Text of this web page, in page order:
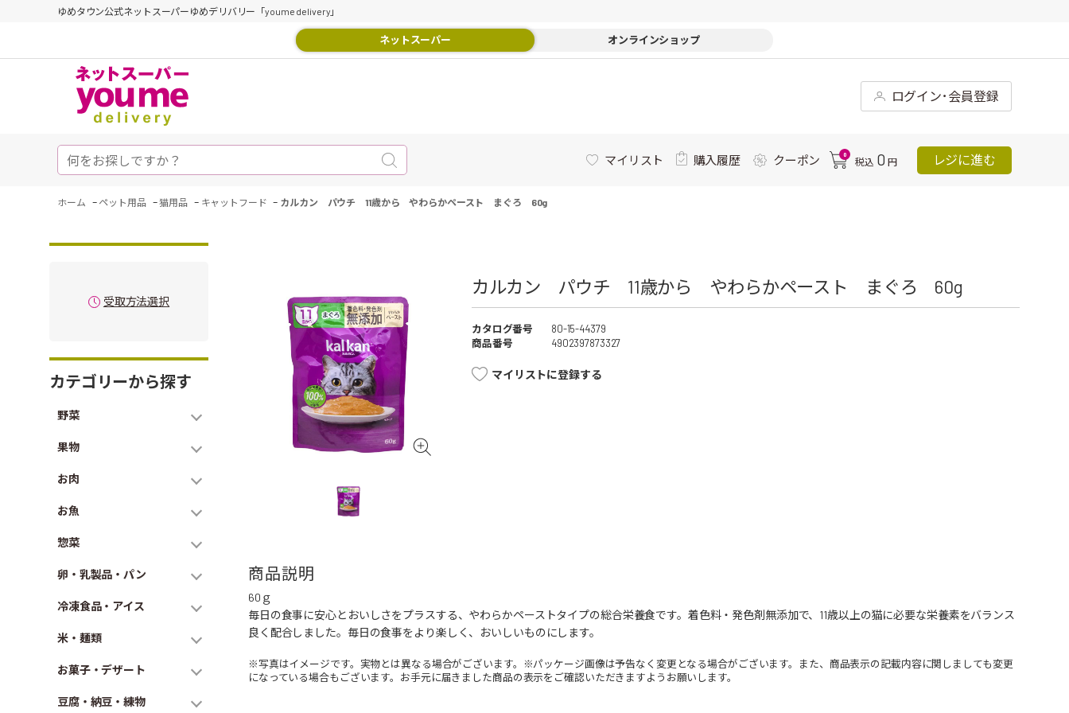
ゆめタウン公式ネットスーパーゆめデリバリー「youme delivery」
ネットスーパー オンラインショップ
ログイン･会員登録
マイリスト 購入履歴 クーポン 0
税込 0 円 レジに進む
ホーム - ペット用品 -猫用品 - キャットフード - カルカン パウチ 11歳から やわらかペースト まぐろ 60g
受取方法選択
カテゴリーから探す
野菜
果物
お肉
お魚
惣菜
卵・乳製品・パン
冷凍食品・アイス
米・麺類
お菓子・デザート
豆腐・納豆・練物
カルカン パウチ 11歳から やわらかペースト まぐろ 60g
カタログ番号
80-15-44379
商品番号
4902397873327
マイリストに登録する
商品説明
60ｇ
毎日の食事に安心とおいしさをプラスする、やわらかペーストタイプの総合栄養食です。着色料・発色剤無添加で、11歳以上の猫に必要な栄養素をバランス
良く配合しました。毎日の食事をより楽しく、おいしいものにします。
※写真はイメージです。実物とは異なる場合がございます。※パッケージ画像は予告なく変更となる場合がございます。また、商品表示の記載内容に関しましても変更
になっている場合もございます。お手元に届きました商品の表示をご確認いただきますようお願いします。